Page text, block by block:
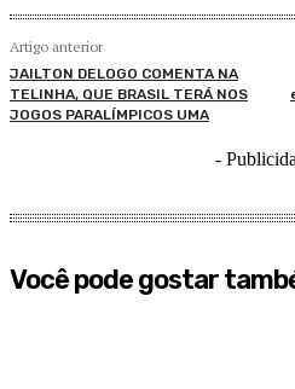
Artigo anterior
JAILTON DELOGO COMENTA NA
TELINHA, QUE BRASIL TERÁ NOS
JOGOS PARALÍMPICOS UMA
-
Você pode gostar